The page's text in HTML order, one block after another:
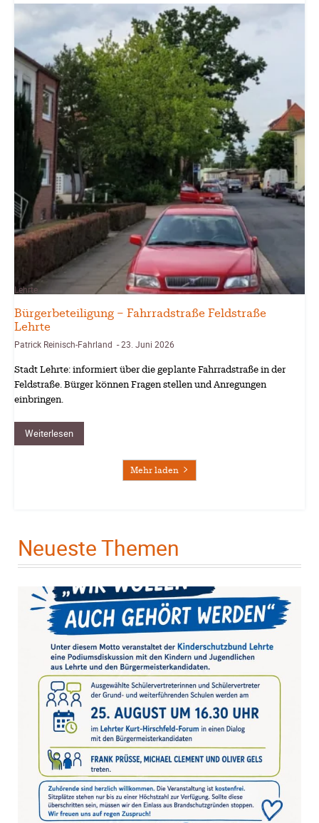
Lehrte
Bürgerbeteiligung – Fahrradstraße Feldstraße
Lehrte
Patrick Reinisch-Fahrland -23. Juni 2026
Stadt Lehrte: informiert über die geplante Fahrradstraße in der
Feldstraße. Bürger können Fragen stellen und Anregungen
einbringen.
Weiterlesen
Mehr laden
Neueste Themen